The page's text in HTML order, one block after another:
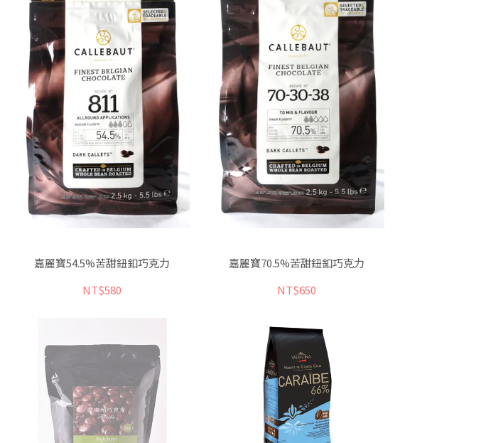
嘉麗寶54.5%苦甜鈕釦巧克力
NT$580
嘉麗寶70.5%苦甜鈕釦巧克力
NT$650